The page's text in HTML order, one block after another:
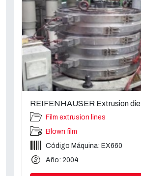
REIFENHAUSER Extrusion die
Film extrusion lines
Blown film
Código Máquina: EX660
Año: 2004